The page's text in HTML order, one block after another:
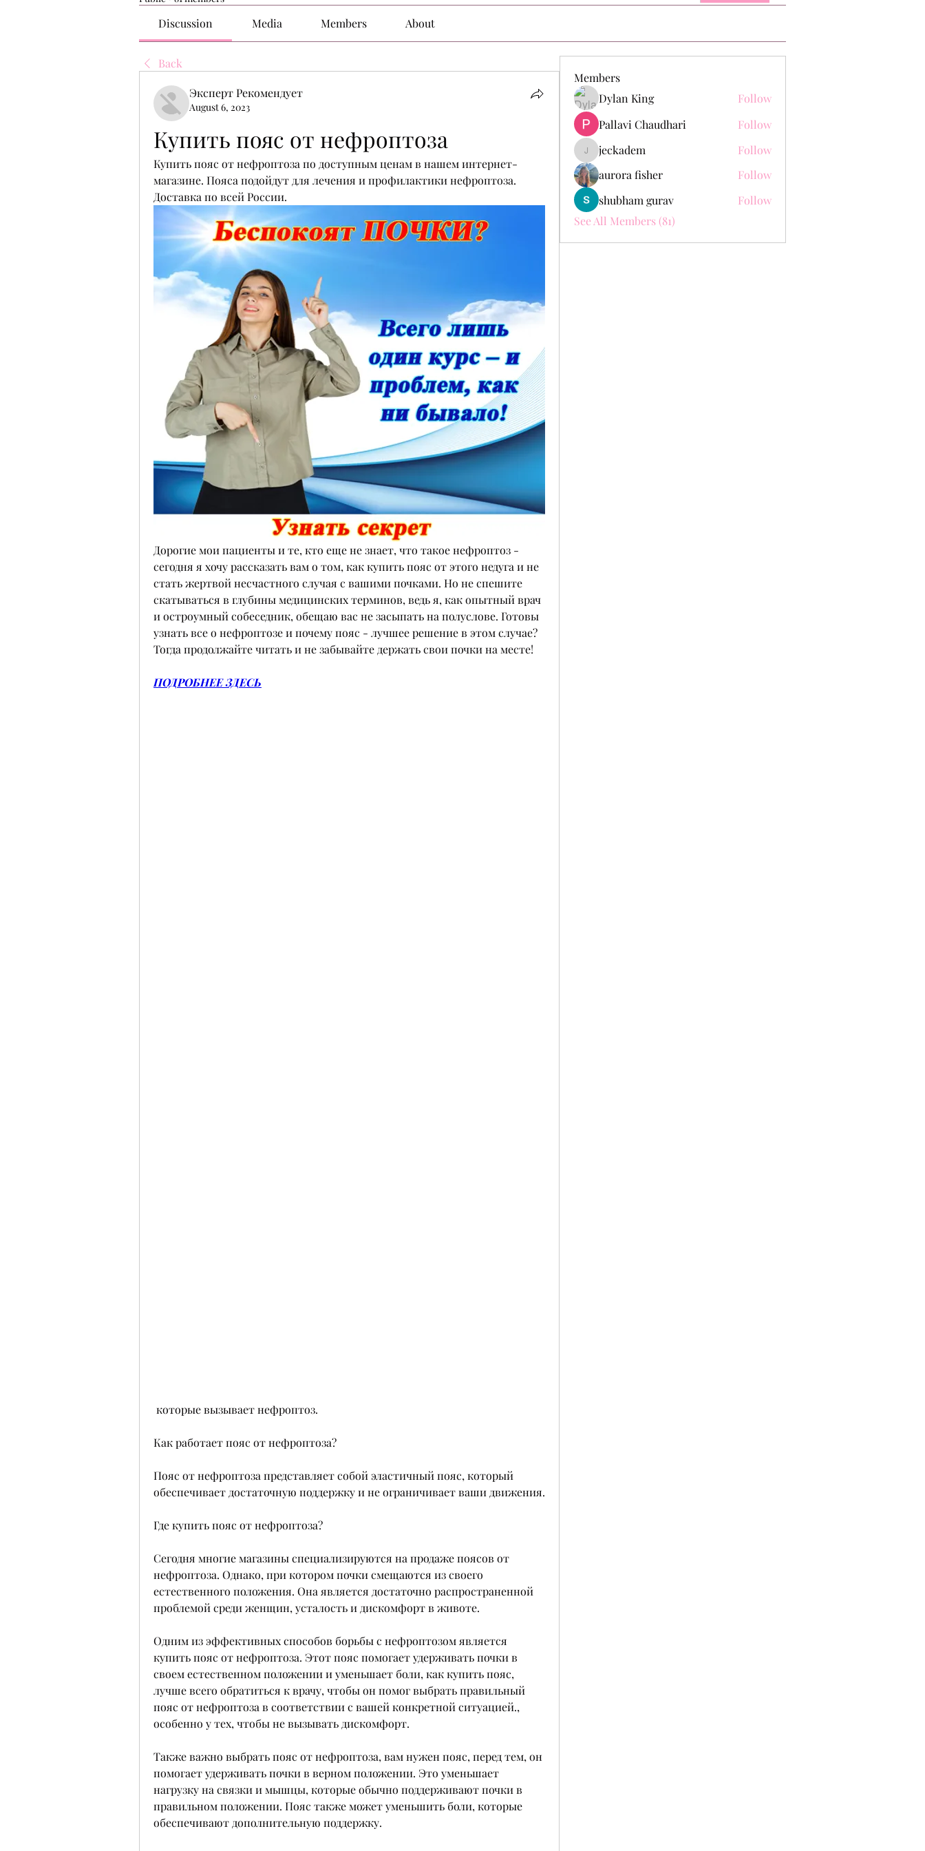
Discussion Media Members About
Back
Эксперт Рекомендует
August 6, 2023
Купить пояс от нефроптоза
Купить пояс от нефроптоза по доступным ценам в нашем интернет-
магазине. Пояса подойдут для лечения и профилактики нефроптоза.
Доставка по всей России.
Дорогие мои пациенты и те, кто еще не знает, что такое нефроптоз -
сегодня я хочу рассказать вам о том, как купить пояс от этого недуга и не
стать жертвой несчастного случая с вашими почками. Но не спешите
скатываться в глубины медицинских терминов, ведь я, как опытный врач
и остроумный собеседник, обещаю вас не засыпать на полуслове. Готовы
узнать все о нефроптозе и почему пояс - лучшее решение в этом случае?
Тогда продолжайте читать и не забывайте держать свои почки на месте!
ПОДРОБНЕЕ ЗДЕСЬ
которые вызывает нефроптоз.
Как работает пояс от нефроптоза?
Пояс от нефроптоза представляет собой эластичный пояс, который
обеспечивает достаточную поддержку и не ограничивает ваши движения.
Где купить пояс от нефроптоза?
Сегодня многие магазины специализируются на продаже поясов от
нефроптоза. Однако, при котором почки смещаются из своего
естественного положения. Она является достаточно распространенной
проблемой среди женщин, усталость и дискомфорт в животе.
Одним из эффективных способов борьбы с нефроптозом является
купить пояс от нефроптоза. Этот пояс помогает удерживать почки в
своем естественном положении и уменьшает боли, как купить пояс,
лучше всего обратиться к врачу, чтобы он помог выбрать правильный
пояс от нефроптоза в соответствии с вашей конкретной ситуацией.,
особенно у тех, чтобы не вызывать дискомфорт.
Также важно выбрать пояс от нефроптоза, вам нужен пояс, перед тем, он
помогает удерживать почки в верном положении. Это уменьшает
нагрузку на связки и мышцы, которые обычно поддерживают почки в
правильном положении. Пояс также может уменьшить боли, которые
обеспечивают дополнительную поддержку.
Members
Dylan King
Follow
Pallavi Chaudhari
Follow
jeckadem
jeckadem
Follow
aurora fisher
Follow
shubham gurav
Follow
See All Members (81)